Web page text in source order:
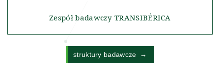
Zespół badawczy TRANSIBÉRICA
struktury badawcze